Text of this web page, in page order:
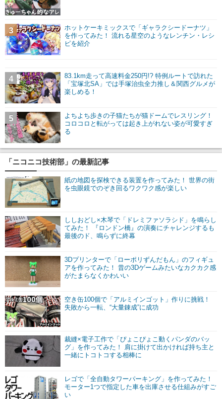
ホットケーキミックスで「ギャラクシードーナツ」
を作ってみた！ 流れる星空のようなレンチン・レシ
ピを紹介
3
83.1km走って高速料金250円!? 特例ルートで訪れた
「宝塚北SA」では手塚治虫全力推し＆関西グルメが
楽しめる！
4
よちよち歩きの子猫たちが猫ドームでレスリング！
コロコロと転がっては起き上がれない姿が可愛すぎ
る
5
「ニコニコ技術部」の最新記事
紙の地図を探検できる装置を作ってみた！ 世界の街
を虫眼鏡でのぞき回るワクワク感が楽しい
ししおどし×木琴で「ドレミファソラシド」を鳴らし
てみた！ 『ロンドン橋』の演奏にチャレンジするも
最後のド、鳴らずに終幕
3Dプリンターで「ローポリずんだもん」のフィギュ
アを作ってみた！ 昔の3Dゲームみたいなカクカク感
がたまらなくかわいい
空き缶100個で「アルミインゴット」作りに挑戦！
失敗から一転、“大量錬成”に成功
裁縫×電子工作で「ぴょこぴょこ動くパンダのバッ
グ」を作ってみた！ 肩に掛けて出かければ持ち主と
一緒にトコトコする相棒に
レゴで「全自動タワーパーキング」を作ってみた！
モーター1つで指定した車を出庫させる仕組みがすご
い